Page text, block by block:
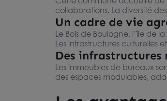
collaborations. La diversité
Un cadre de vie
Le Bois de Boulogne, l’île de
Les infrastructures culturelles
Des infrastructures
Les immeubles de bureaux
des espaces modulables,